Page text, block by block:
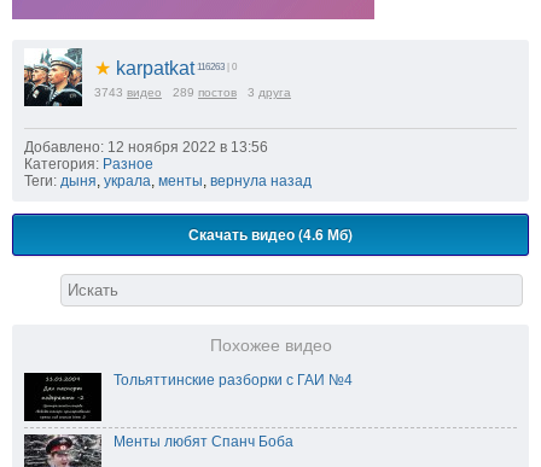
★ karpatkat 116263 | 0
3743 видео 289 постов 3 друга
Добавлено: 12 ноября 2022 в 13:56
Категория: Разное
Теги: дыня, украла, менты, вернула назад
Скачать видео (4.6 Мб)
Похожее видео
Тольяттинские разборки с ГАИ №4
Менты любят Спанч Боба